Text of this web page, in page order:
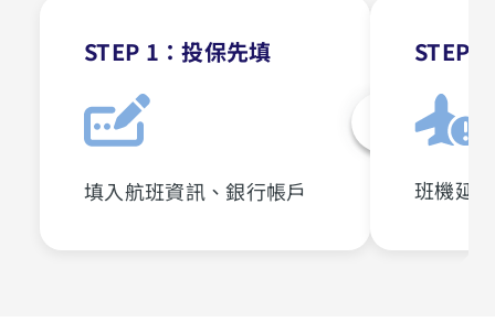
STEP 1：投保先填
填入航班資訊、銀行帳戶
STEP
班機延